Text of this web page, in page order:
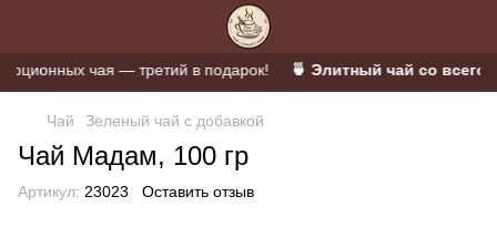
чая — третий в подарок! 🍵 Элитный чай со всего
Чай Зеленый чай с добавкой
Чай Мадам, 100 гр
Артикул: 23023 Оставить отзыв